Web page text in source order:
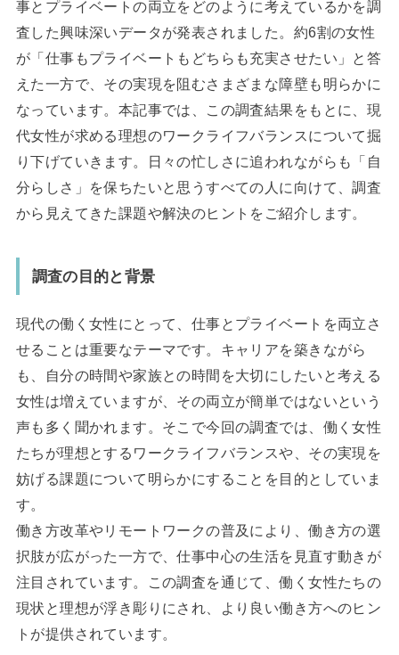
事とプライベートの両立をどのように考えているかを調
査した興味深いデータが発表されました。約6割の女性
が「仕事もプライベートもどちらも充実させたい」と答
えた一方で、その実現を阻むさまざまな障壁も明らかに
なっています。本記事では、この調査結果をもとに、現
代女性が求める理想のワークライフバランスについて掘
り下げていきます。日々の忙しさに追われながらも「自
分らしさ」を保ちたいと思うすべての人に向けて、調査
から見えてきた課題や解決のヒントをご紹介します。
調査の目的と背景
現代の働く女性にとって、仕事とプライベートを両立さ
せることは重要なテーマです。キャリアを築きながら
も、自分の時間や家族との時間を大切にしたいと考える
女性は増えていますが、その両立が簡単ではないという
声も多く聞かれます。そこで今回の調査では、働く女性
たちが理想とするワークライフバランスや、その実現を
妨げる課題について明らかにすることを目的としていま
す。
働き方改革やリモートワークの普及により、働き方の選
択肢が広がった一方で、仕事中心の生活を見直す動きが
注目されています。この調査を通じて、働く女性たちの
現状と理想が浮き彫りにされ、より良い働き方へのヒン
トが提供されています。